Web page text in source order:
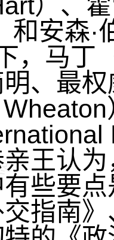
和安森·
，马丁
明、最
王认
些要点
指南